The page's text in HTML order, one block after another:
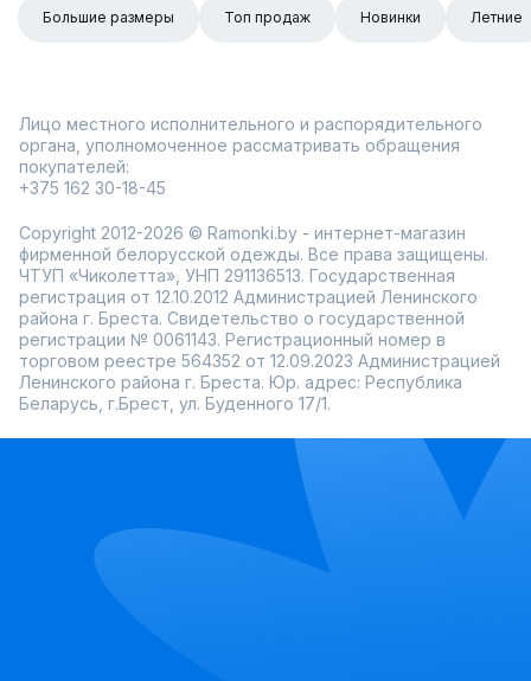
Большие размеры Топ продаж Новинки Летние
Лицо местного исполнительного и распорядительного
органа, уполномоченное рассматривать обращения
покупателей:
+375 162 30-18-45
Copyright 2012-2026 © Ramonki.by - интернет-магазин
фирменной белорусской одежды. Все права защищены.
ЧТУП «Чиколетта», УНП 291136513. Государственная
регистрация от 12.10.2012 Администрацией Ленинского
района г. Бреста. Свидетельство о государственной
регистрации № 0061143. Регистрационный номер в
торговом реестре 564352 от 12.09.2023 Администрацией
Ленинского района г. Бреста. Юр. адрес: Республика
Беларусь, г.Брест, ул. Буденного 17/1.